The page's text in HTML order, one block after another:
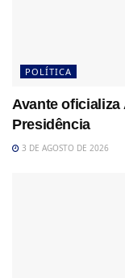
POLÍTICA
Avante
Presidência
3 DE AGOSTO DE 2026